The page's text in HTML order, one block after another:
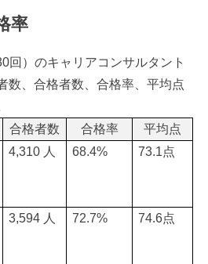
率
回）のキャリアコンサルタント
数、合格者数、合格率、平均点
合格者数 合格率
平均点
4,310 人 68.4% 73.1点
3,594 人 72.7% 74.6点